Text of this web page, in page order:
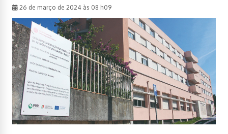
26 de março de 2024 às 08 h09